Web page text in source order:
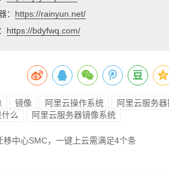
： https://rainyun.net/
https://bdyfwq.com/
镜像 阿里云操作系统 阿里云服务
么
阿里云服务器镜像系统
移中心SMC，一键上云需满足4个条